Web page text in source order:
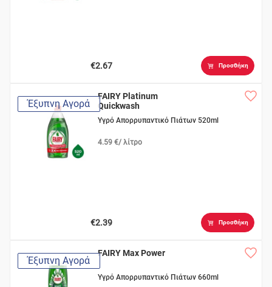
€2.67 Προσθήκη
Έξυπνη Αγορά
FAIRY Platinum
Quickwash
Υγρό Απορρυπαντικό Πιάτων 520ml
4.59 €/ λίτρο
€2.39 Προσθήκη
Έξυπνη Αγορά
FAIRY Max Power
Υγρό Απορρυπαντικό Πιάτων 660ml